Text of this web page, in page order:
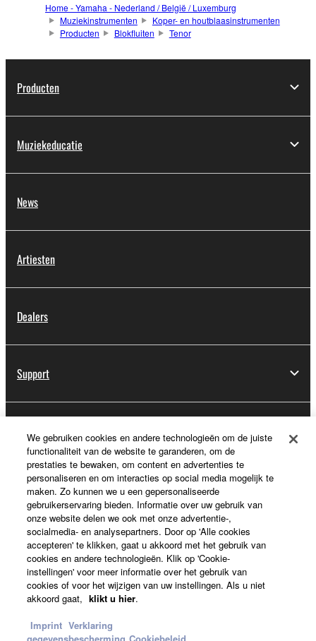
Home - Yamaha - Nederland / België / Luxemburg
Muziekinstrumenten
Koper- en houtblaasinstrumenten
Producten
Blokfluiten Tenor
Producten
Muziekeducatie
News
Artiesten
Dealers
Support
Registratie voor Yamaha Music ID
Over Yamaha
Nederland / België / Luxemburg - Dutch
Business
We gebruiken cookies en andere technologieën om de juiste
functionaliteit van de website te garanderen, om de
prestaties te bewaken, om content en advertenties te
personaliseren en om interacties op social media mogelijk te
maken. Zo kunnen we u een gepersonaliseerde
gebruikerservaring bieden. Informatie over uw gebruik van
onze website delen we ook met onze advertentie-,
socialmedia- en analysepartners. Door op 'Alle cookies
accepteren' te klikken, gaat u akkoord met het gebruik van
cookies en andere technologieën. Klik op 'Cookie-
instellingen' voor meer informatie over het gebruik van
cookies of voor het wijzigen van uw instellingen. Als u niet
akkoord gaat, klikt u hier.
Imprint Verklaring